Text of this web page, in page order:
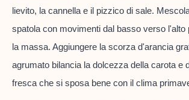
lievito, la cannella e il pizzico di sale.
spatola con movimenti dal basso verso l'alto
la massa. Aggiungere la scorza d'arancia
agrumato bilancia la dolcezza della carota e
fresca che si sposa bene con il clima